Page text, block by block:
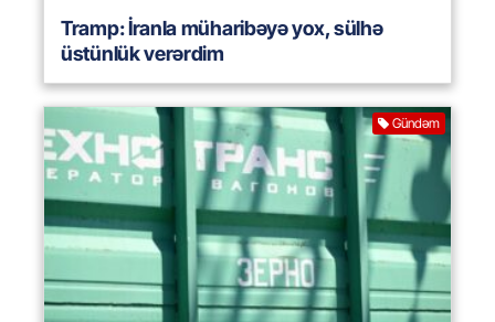
Tramp: İranla müharibəyə yox, sülhə
üstünlük verərdim
Gündəm